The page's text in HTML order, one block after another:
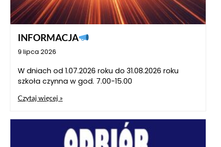
INFORMACJA
9 lipca 2026
W dniach od 1.07.2026 roku do 31.08.2026 roku
szkoła czynna w god. 7.00-15.00
Czytaj więcej »